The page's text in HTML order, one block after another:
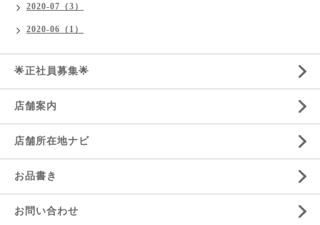
2020-07（3）
2020-06（1）
🌟正社員募集🌟
店舗案内
店舗所在地ナビ
お品書き
お問い合わせ